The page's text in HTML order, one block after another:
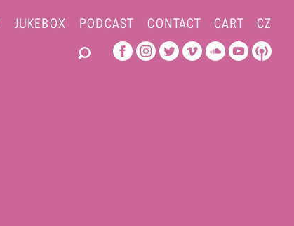
JUKEBOX PODCAST CONTACT CART CZ